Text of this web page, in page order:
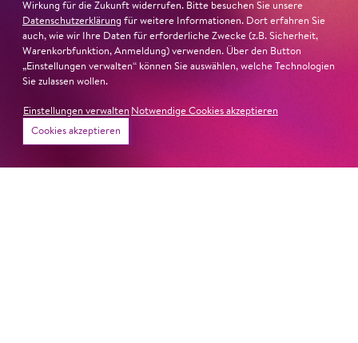
Paradies und Abgrund
Wirkung für die Zukunft widerrufen. Bitte besuchen Sie unsere
Datenschutzerklärung für weitere Informationen. Dort erfahren Sie
auch, wie wir Ihre Daten für erforderliche Zwecke (z.B. Sicherheit,
Warenkorbfunktion, Anmeldung) verwenden. Über den Button
„Einstellungen verwalten“ können Sie auswählen, welche Technologien
Sie zulassen wollen.
Einstellungen verwalten Notwendige Cookies akzeptieren
Cookies akzeptieren